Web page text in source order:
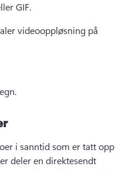
GIF.
videooppløsning på
i sanntid som er tatt opp
deler en direktesendt